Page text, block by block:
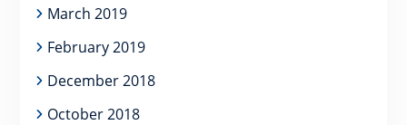
March 2019
February 2019
December 2018
October 2018